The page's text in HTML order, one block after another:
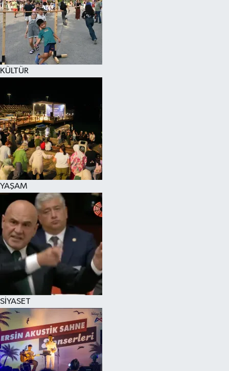
KÜLTÜR
YAŞAM
SİYASET
SPOR
KÜLTÜR SANAT
FRAGMANLAR